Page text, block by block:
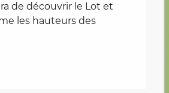
de découvrir le Lot et
les hauteurs des